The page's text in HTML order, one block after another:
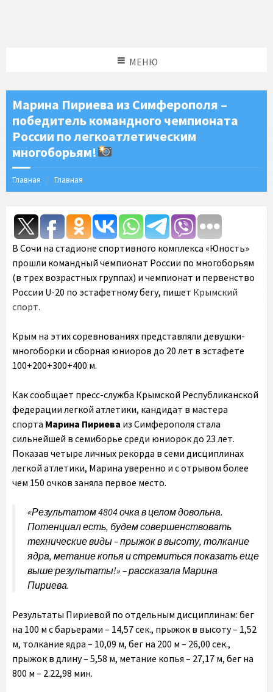
МЕНЮ
Марина Пириева из Симферополя –
победитель командного чемпионата
России по легкоатлетическим
многоборьям!
Главная Главная
В Сочи на стадионе спортивного комплекса «Юность»
прошли командный чемпионат России по многоборьям
(в трех возрастных группах) и чемпионат и первенство
России U-20 по эстафетному бегу, пишет Крымский
спорт.
Крым на этих соревнованиях представляли девушки-
многоборки и сборная юниоров до 20 лет в эстафете
100+200+300+400 м.
Как сообщает пресс-служба Крымской Республиканской
федерации легкой атлетики, кандидат в мастера
спорта Марина Пириева из Симферополя стала
сильнейшей в семиборье среди юниорок до 23 лет.
Показав четыре личных рекорда в семи дисциплинах
легкой атлетики, Марина уверенно и с отрывом более
чем 150 очков заняла первое место.
«Результатом 4804 очка в целом довольна.
Потенциал есть, будем совершенствовать
технические виды – прыжок в высоту, толкание
ядра, метание копья и стремиться показать еще
выше результаты!» –рассказала Марина
Пириева.
Результаты Пириевой по отдельным дисциплинам: бег
на 100 м с барьерами – 14,57 сек., прыжок в высоту – 1,52
м, толкание ядра – 10,09 м, бег на 200 м – 26,00 сек.,
прыжок в длину – 5,58 м, метание копья – 27,17 м, бег на
800 м – 2.22,98 мин.